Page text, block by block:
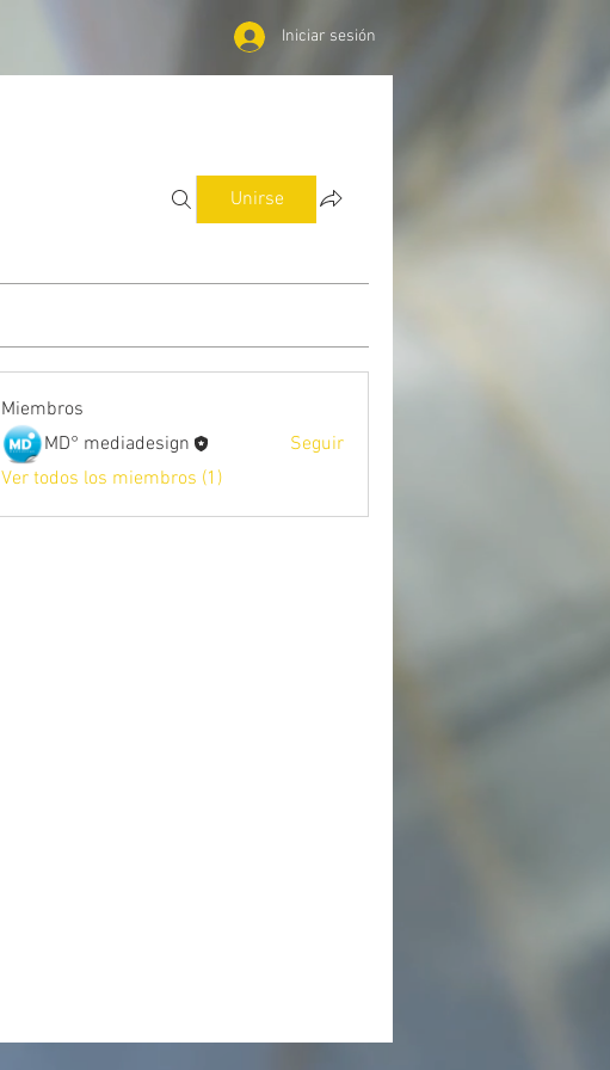
Iniciar sesión
Unirse
Miembros
MD° mediadesign
Seguir
Ver todos los miembros (1)